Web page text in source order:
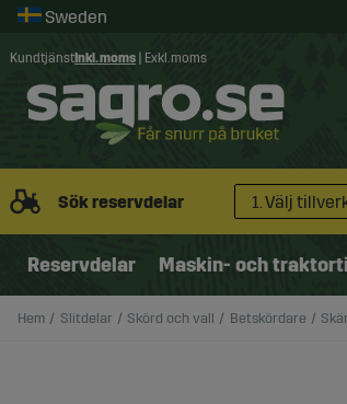
Kundtjänst Inkl. moms Exkl. moms
Sök reservdelar 1. Välj
Reservdelar Maskin- och
Hem Slitdelar Skörd och vall Betskördare